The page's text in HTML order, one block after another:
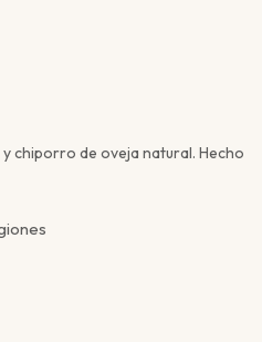
chiporro de oveja natural. Hecho